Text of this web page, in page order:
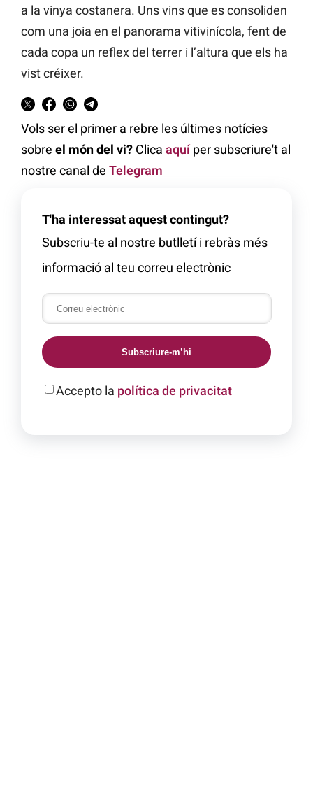
a la vinya costanera. Uns vins que es consoliden
com una joia en el panorama vitivinícola, fent de
cada copa un reflex del terrer i l’altura que els ha
vist créixer.
Vols ser el primer a rebre les últimes notícies
sobre el món del vi? Clica aquíper subscriure't al
nostre canal de Telegram
T'ha interessat aquest contingut?
Subscriu-te al nostre butlletí i rebràs més
informació al teu correu electrònic
Subscriure-m’hi
Accepto la política de privacitat